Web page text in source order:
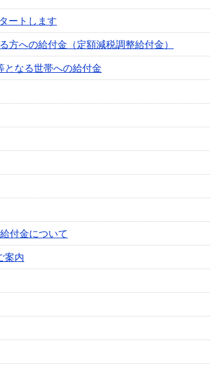
ートします
方への給付金（定額減税調整給付金）
となる世帯への給付金
付金について
案内